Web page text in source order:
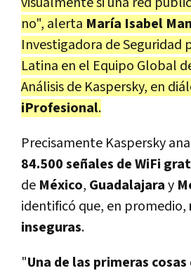
no", alerta María Isabel
Investigadora de Seguridad
Latina en el Equipo Global
Análisis de Kaspersky, en
iProfesional.
Precisamente Kaspersky
84.500 señales de WiFi
de México, Guadalajaray
identificó que, en promedio,
inseguras.
"Una de las primeras